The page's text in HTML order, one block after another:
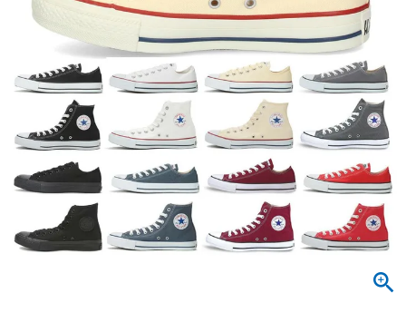
サンダル
レインシューズ
パンプス
スニーカー
ローファー
カジュアルシューズ
すべての商品
サンダル
レインシューズ
スニーカー
ビジネス・ドレスシューズ
ローファー
キッズ
すべての商品
サンダル
レインシューズ
スニーカー
NEW
すべての商品
レディース新入荷
メンズ新入荷
SALE
すべての商品
レディースSALE
バッグ
雑貨